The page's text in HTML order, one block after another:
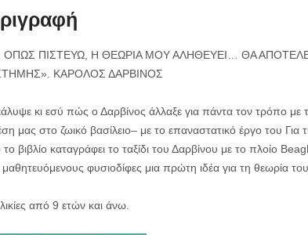
ΟΠΩΣ ΠΙΣΤΕΥΩ, Η ΘΕΩΡΙΑ ΜΟΥ ΑΛΗΘΕΥΕΙ… ΘΑ
ΚΑΡΟΛΟΣ ΔΑΡΒΙΝΟΣ
κι εσύ πώς ο Δαρβίνος άλλαξε για πάντα τον τρόπο με
μας στο ζωικό βασίλειο– με το επαναστατικό έργο του
βιβλίο καταγράφει το ταξίδι του Δαρβίνου με το πλοίο
φυσιοδίφες μια πρώτη ιδέα για τη θεωρία του
από 9 ετών και άνω.